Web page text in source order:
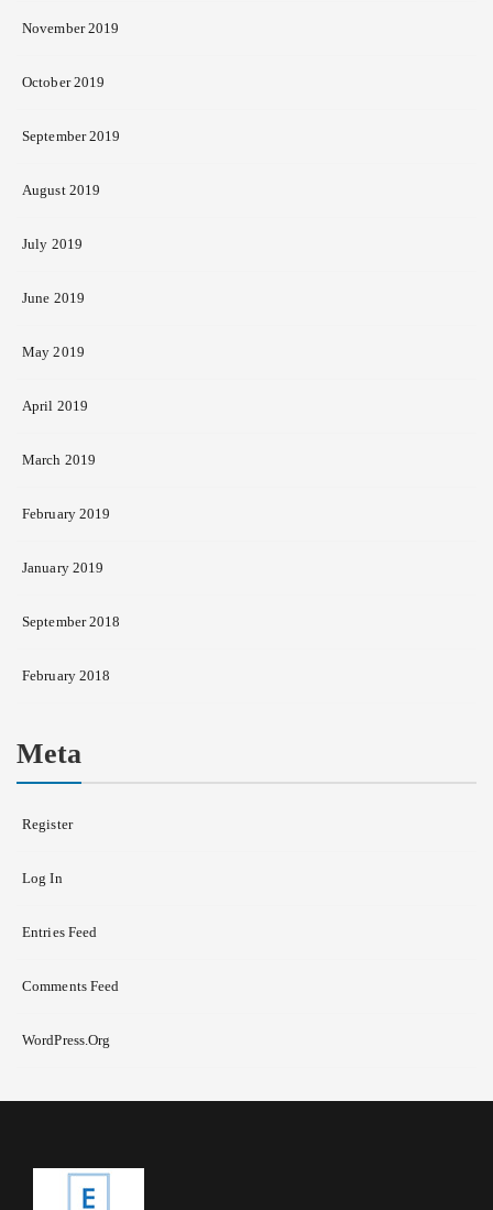
November 2019
October 2019
September 2019
August 2019
July 2019
June 2019
May 2019
April 2019
March 2019
February 2019
January 2019
September 2018
February 2018
Meta
Register
Log In
Entries Feed
Comments Feed
WordPress.org